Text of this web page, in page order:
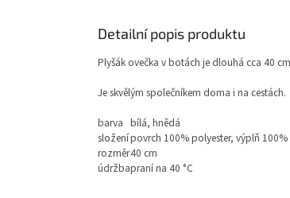
Detailní popis produktu
Plyšák ovečka v botách je dlouhá cca 40
Je skvělým společníkem doma i na cestách.
barva bílá, hnědá
složenípovrch 100% polyester, výplň
rozměr40 cm
údržbapraní na 40 °C